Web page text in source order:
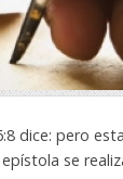
dice: pero
se